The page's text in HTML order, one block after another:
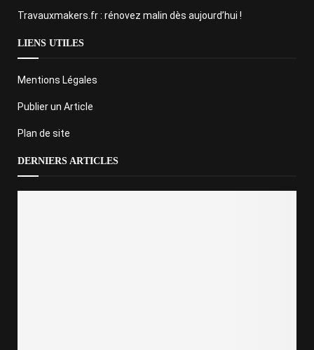
Travauxmakers.fr : rénovez malin dès aujourd’hui !
LIENS UTILES
Mentions Légales
Publier un Article
Plan de site
DERNIERS ARTICLES